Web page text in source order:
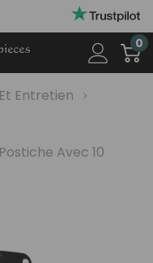
0
Entretien
Avec 10